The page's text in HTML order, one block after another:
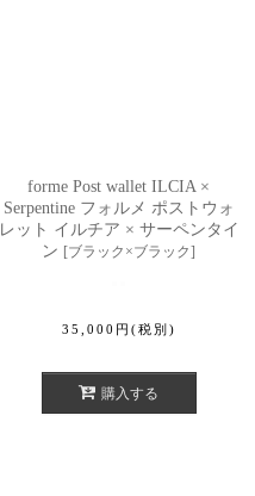
forme Post wallet ILCIA ×
Serpentine フォルメ ポストウォ
レット イルチア × サーペンタイ
ン [ブラック×ブラック]
35,000 円 (税別)
購入する